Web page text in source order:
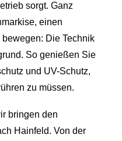
sorgt. Ganz
einen
Die Technik
So genießen Sie
und UV-Schutz,
zu müssen.
bringen den
Hainfeld. Von der